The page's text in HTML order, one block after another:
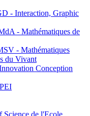
- Interaction, Graphic
- Mathématiques de
- Mathématiques
du Vivant
Conception
Science de l'Ecole